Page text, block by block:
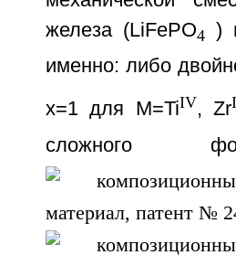
железа (LiFePO4 )
именно: либо
х=1 для M=TiIV, Zr
сложного